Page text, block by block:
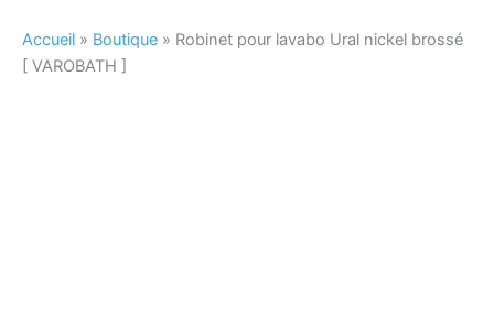
Accueil » Boutique » Robinet pour lavabo Ural nickel brossé
[ VAROBATH ]